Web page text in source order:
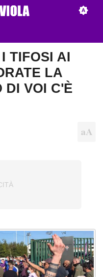
TIFOSI AI
LA
DI VOI C'È